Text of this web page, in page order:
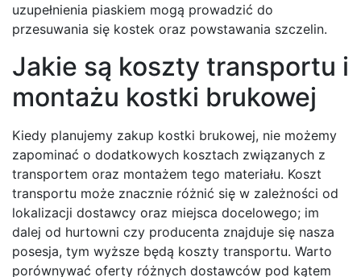
uzupełnienia piaskiem mogą prowadzić do
przesuwania się kostek oraz powstawania szczelin.
Jakie są koszty transportu i
montażu kostki brukowej
Kiedy planujemy zakup kostki brukowej, nie możemy
zapominać o dodatkowych kosztach związanych z
transportem oraz montażem tego materiału. Koszt
transportu może znacznie różnić się w zależności od
lokalizacji dostawcy oraz miejsca docelowego; im
dalej od hurtowni czy producenta znajduje się nasza
posesja, tym wyższe będą koszty transportu. Warto
porównywać oferty różnych dostawców pod kątem